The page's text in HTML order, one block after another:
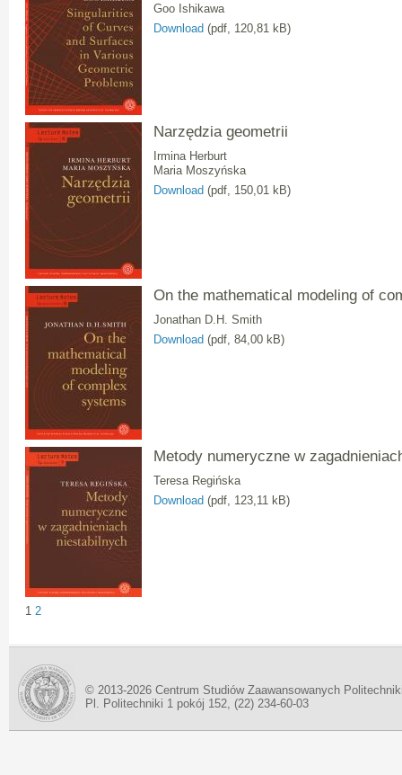
Goo Ishikawa
Download (pdf, 120,81 kB)
Narzędzia geometrii
Irmina Herburt
Maria Moszyńska
Download (pdf, 150,01 kB)
On the mathematical modeling of
Jonathan D.H. Smith
Download (pdf, 84,00 kB)
Metody numeryczne w
Teresa Regińska
Download (pdf, 123,11 kB)
1 2
© 2013-2026 Centrum Studiów Zaawansowanych
Pl. Politechniki 1 pokój 152, (22) 234-60-03